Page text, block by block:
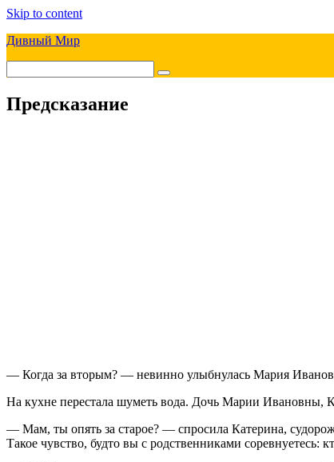
Skip to content
Дивный Мир
Предсказание
— Когда за вторым? — невинно улыбнулась Мария
На кухне перестала шуметь вода. Дочь Марии Ивановны,
— Мам, ты опять за старое? — спросила Катерина,
Такое чувство, будто вы с родственниками соревнуетесь: